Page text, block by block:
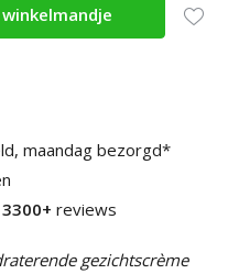
maandag bezorgd*
3300+ reviews
gezichtscrème